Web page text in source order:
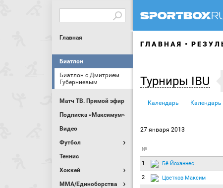
Главная
Биатлон
Биатлон с Дмитрием
Губерниевым
Матч ТВ. Прямой эфир
Подписка «Максимум»
Видео
Футбол
Теннис
Хоккей
MMA/Единоборства
ГЛАВНАЯ
Турниры IBU
Календарь Календарь
27 января 2013
№
1 Бё Йоханнес
2 Цветков Максим